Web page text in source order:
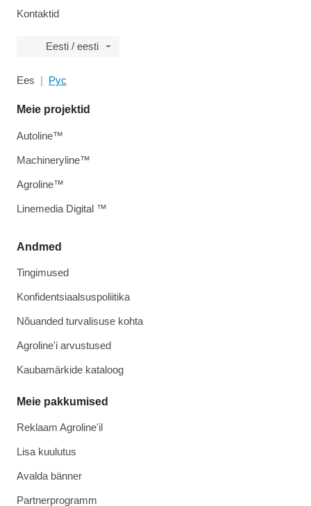
Kontaktid
Eesti / eesti
Ees Рус
Andmed
Tingimused
Konfidentsiaalsuspoliitika
Nõuanded turvalisuse kohta
Agroline'i arvustused
Kaubamärkide kataloog
Meie pakkumised
Reklaam Agroline'il
Lisa kuulutus
Avalda bänner
Partnerprogramm
Meie projektid
Autoline™
Machineryline™
Agroline™
Linemedia Digital ™